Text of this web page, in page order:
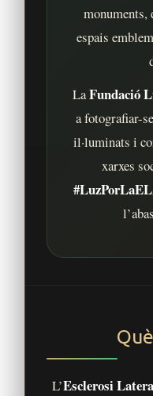
espais
LaFundació
a fotografiar-
il·luminats i
xarxes
L’Esclerosi